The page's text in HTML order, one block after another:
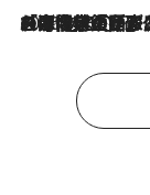
2026.8.3
「今後値上げがあるとすれば…」「リスクがあるのは今年の冬」エネルギー専門家が語る、ホルムズ海峡封鎖が家庭にもたらす“ある心配”